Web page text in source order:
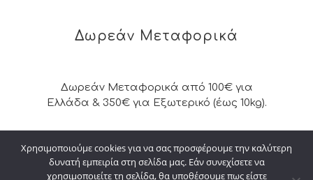
Δωρεάν Μεταφορικά
Δωρεάν Μεταφορικά από 100€ για
Ελλάδα & 350€ για Εξωτερικό (έως 10kg).
© 2026 Kalpakisdesign. All Rights Reserved. |
Χρησιμοποιούμε cookies για να σας προσφέρουμε την καλύτερη
δυνατή εμπειρία στη σελίδα μας. Εάν συνεχίσετε να
χρησιμοποιείτε τη σελίδα, θα υποθέσουμε πως είστε